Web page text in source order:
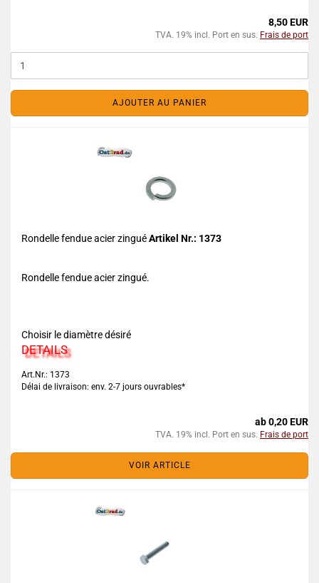
8,50 EUR
TVA. 19% incl. Port en sus. Frais de port
AJOUTER AU PANIER
Rondelle fendue acier zinguéArtikel Nr.: 1373
Rondelle fendue acier zingué.
Choisir le diamètre désiré
DETAILS
Art.Nr.: 1373
Délai de livraison: env. 2-7 jours ouvrables*
ab 0,20 EUR
TVA. 19% incl. Port en sus. Frais de port
VOIR ARTICLE